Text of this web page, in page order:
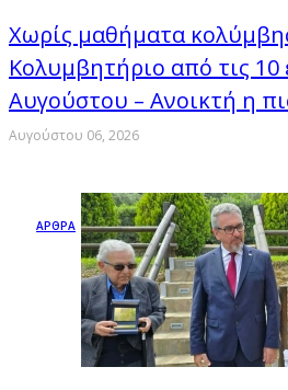
Χωρίς μαθήματα
Κολυμβητήριο από τις 10
Αυγούστου – Ανοικτή η
Αυγούστου 06, 2026
ΑΡΘΡΑ